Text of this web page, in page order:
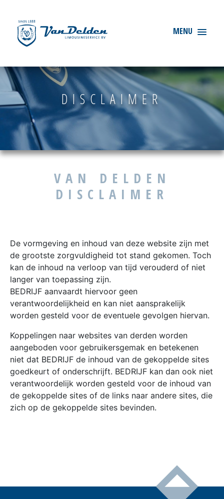
DISCLAIMER
VAN DELDEN
DISCLAIMER
De vormgeving en inhoud van deze website zijn met
de grootste zorgvuldigheid tot stand gekomen. Toch
kan de inhoud na verloop van tijd verouderd of niet
langer van toepassing zijn.
BEDRIJF aanvaardt hiervoor geen
verantwoordelijkheid en kan niet aansprakelijk
worden gesteld voor de eventuele gevolgen hiervan.
Koppelingen naar websites van derden worden
aangeboden voor gebruikersgemak en betekenen
niet dat BEDRIJF de inhoud van de gekoppelde sites
goedkeurt of onderschrijft. BEDRIJF kan dan ook niet
verantwoordelijk worden gesteld voor de inhoud van
de gekoppelde sites of de links naar andere sites, die
zich op de gekoppelde sites bevinden.